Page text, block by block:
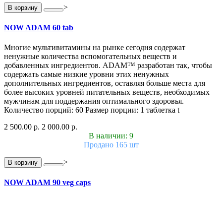
В корзину >
NOW ADAM 60 tab
Многие мультивитамины на рынке сегодня содержат
ненужные количества вспомогательных веществ и
добавленных ингредиентов. ADAM™ разработан так, чтобы
содержать самые низкие уровни этих ненужных
дополнительных ингредиентов, оставляя больше места для
более высоких уровней питательных веществ, необходимых
мужчинам для поддержания оптимального здоровья.
Количество порций: 60 Размер порции: 1 таблетка t
2 500.00 р. 2 000.00 р.
В наличии: 9
Продано 165 шт
В корзину >
NOW ADAM 90 veg caps